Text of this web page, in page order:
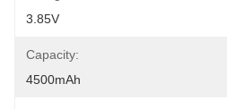
3.85V
Capacity:
4500mAh